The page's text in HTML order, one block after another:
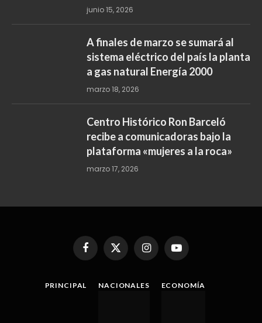
junio 15, 2026
A finales de marzo se sumará al
sistema eléctrico del país la planta
a gas natural Energía 2000
marzo 18, 2026
Centro Histórico Ron Barceló
recibe a comunicadoras bajo la
plataforma «mujeres a la roca»
marzo 17, 2026
FacebookX
(Twitter)
InstagramYouTube
PRINCIPAL NACIONALES ECONOMÍA